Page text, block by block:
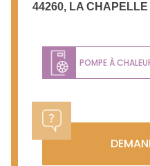
44260, LA
POMPE À